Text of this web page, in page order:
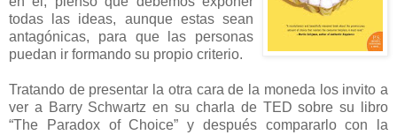
todas las ideas, aunque estas sean
antagónicas, para que las personas
puedan ir formando su propio criterio.
Tratando de presentar la otra cara de la moneda los invito a
ver a Barry Schwartz en su charla de TED sobre su libro
“The Paradox of Choice” y después compararlo con la